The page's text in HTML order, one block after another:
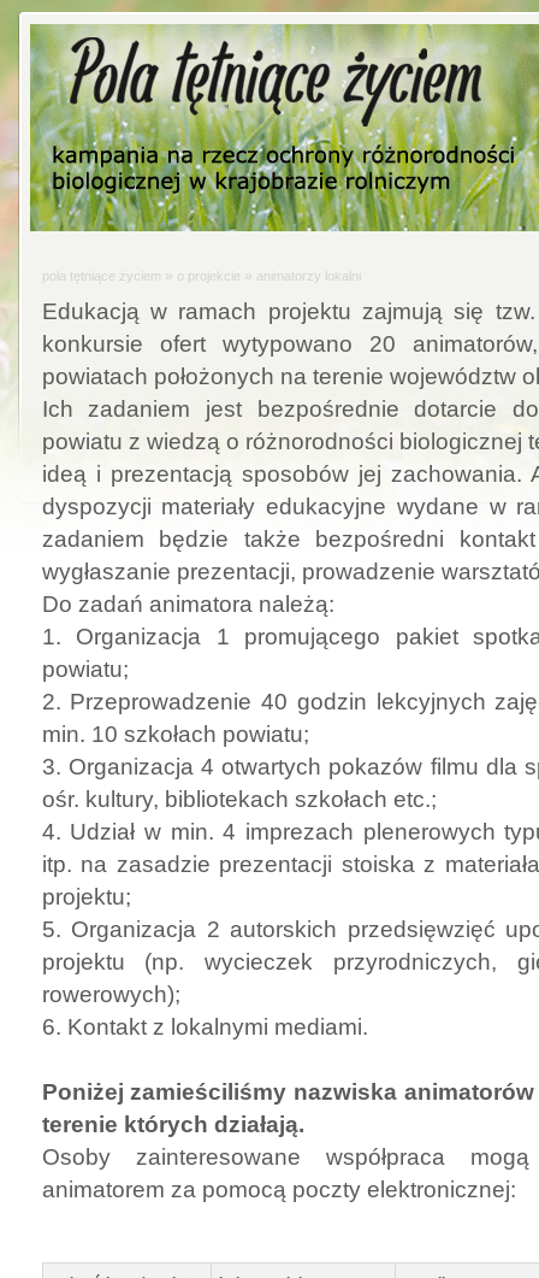
pola tętniące życiem » o projekcie » animatorzy lokalni
Edukacją w ramach projektu zajmują się tzw.
konkursie ofert wytypowano 20
powiatach położonych na terenie województw
Ich zadaniem jest bezpośrednie dotarcie
powiatu z wiedzą o różnorodności biologicznej
ideą i prezentacją sposobów jej zachowania.
dyspozycji materiały edukacyjne wydane w
zadaniem będzie także bezpośredni
wygłaszanie prezentacji, prowadzenie
Do zadań animatora należą:
1. Organizacja 1 promującego pakiet
powiatu;
2. Przeprowadzenie 40 godzin lekcyjnych
min. 10 szkołach powiatu;
3. Organizacja 4 otwartych pokazów filmu dla
ośr. kultury, bibliotekach szkołach etc.;
4. Udział w min. 4 imprezach plenerowych
itp. na zasadzie prezentacji stoiska z
projektu;
5. Organizacja 2 autorskich przedsięwzięć
projektu (np. wycieczek przyrodniczych,
rowerowych);
6. Kontakt z lokalnymi mediami.
Poniżej zamieściliśmy nazwiska
terenie których działają.
Osoby zainteresowane współpraca
animatorem za pomocą poczty elektronicznej: